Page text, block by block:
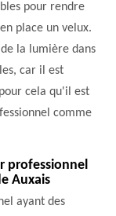
pour rendre
place un velux.
la lumière dans
car il est
cela qu'il est
comme
professionnel
Auxais
ayant des